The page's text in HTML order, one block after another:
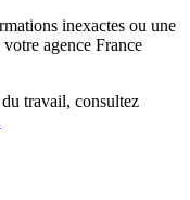
inexactes ou une
agence France
travail, consultez